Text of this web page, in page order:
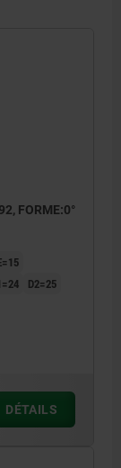
FORME:0°
D2=25
DÉTAILS